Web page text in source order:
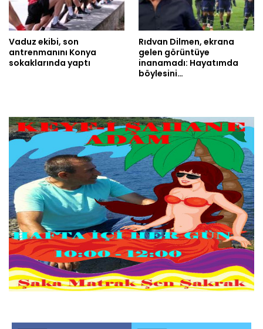
Vaduz ekibi, son
antrenmanını Konya
sokaklarında yaptı
Rıdvan Dilmen, ekrana
gelen görüntüye
inanamadı: Hayatımda
böylesini…